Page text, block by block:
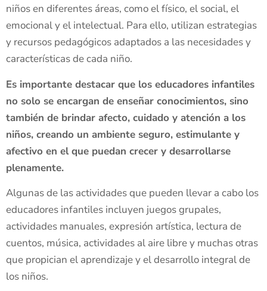
niños en diferentes áreas, como el físico, el social, el
emocional y el intelectual. Para ello, utilizan estrategias
y recursos pedagógicos adaptados a las necesidades y
características de cada niño.
Es importante destacar que los educadores infantiles
no solo se encargan de enseñar conocimientos, sino
también de brindar afecto, cuidado y atención a los
niños, creando un ambiente seguro, estimulante y
afectivo en el que puedan crecer y desarrollarse
plenamente.
Algunas de las actividades que pueden llevar a cabo los
educadores infantiles incluyen juegos grupales,
actividades manuales, expresión artística, lectura de
cuentos, música, actividades al aire libre y muchas otras
que propician el aprendizaje y el desarrollo integral de
los niños.